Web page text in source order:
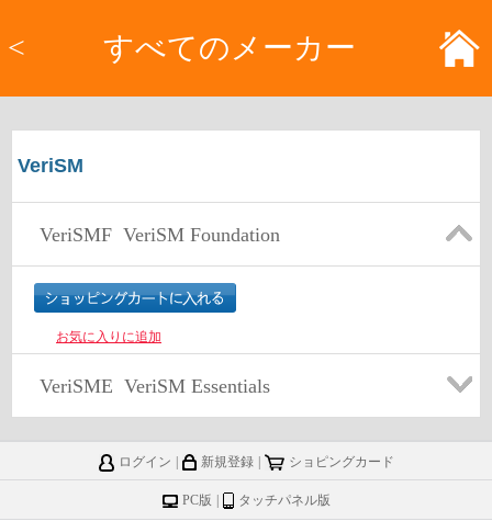
< すべてのメーカー
VeriSM
VeriSMF VeriSM Foundation
お気に入りに追加
VeriSME VeriSM Essentials
ログイン 新規登録 ショピングカード
PC版 タッチパネル版